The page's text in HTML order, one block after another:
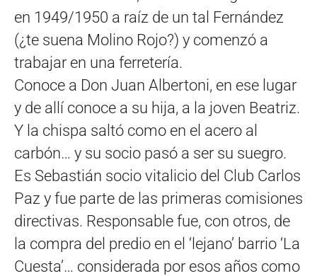
en 1949/1950 a raíz de un tal Fernández
(¿te suena Molino Rojo?) y comenzó a
trabajar en una ferretería.
Conoce a Don Juan Albertoni, en ese lugar
y de allí conoce a su hija, a la joven Beatriz.
Y la chispa saltó como en el acero al
carbón… y su socio pasó a ser su suegro.
Es Sebastián socio vitalicio del Club Carlos
Paz y fue parte de las primeras comisiones
directivas. Responsable fue, con otros, de
la compra del predio en el ‘lejano’ barrio ‘La
Cuesta’… considerada por esos años como